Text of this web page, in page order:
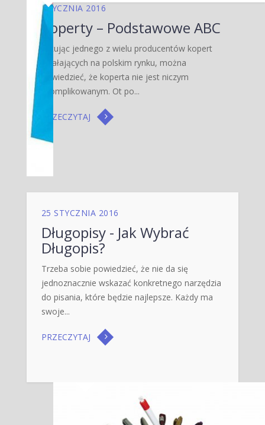
STYCZNIA 2016
Koperty – Podstawowe ABC
Cytując jednego z wielu producentów kopert
działających na polskim rynku, można
powiedzieć, że koperta nie jest niczym
skomplikowanym. Ot po...
PRZECZYTAJ
25 STYCZNIA 2016
Długopisy - Jak Wybrać
Długopis?
Trzeba sobie powiedzieć, że nie da się
jednoznacznie wskazać konkretnego narzędzia
do pisania, które będzie najlepsze. Każdy ma
swoje...
PRZECZYTAJ